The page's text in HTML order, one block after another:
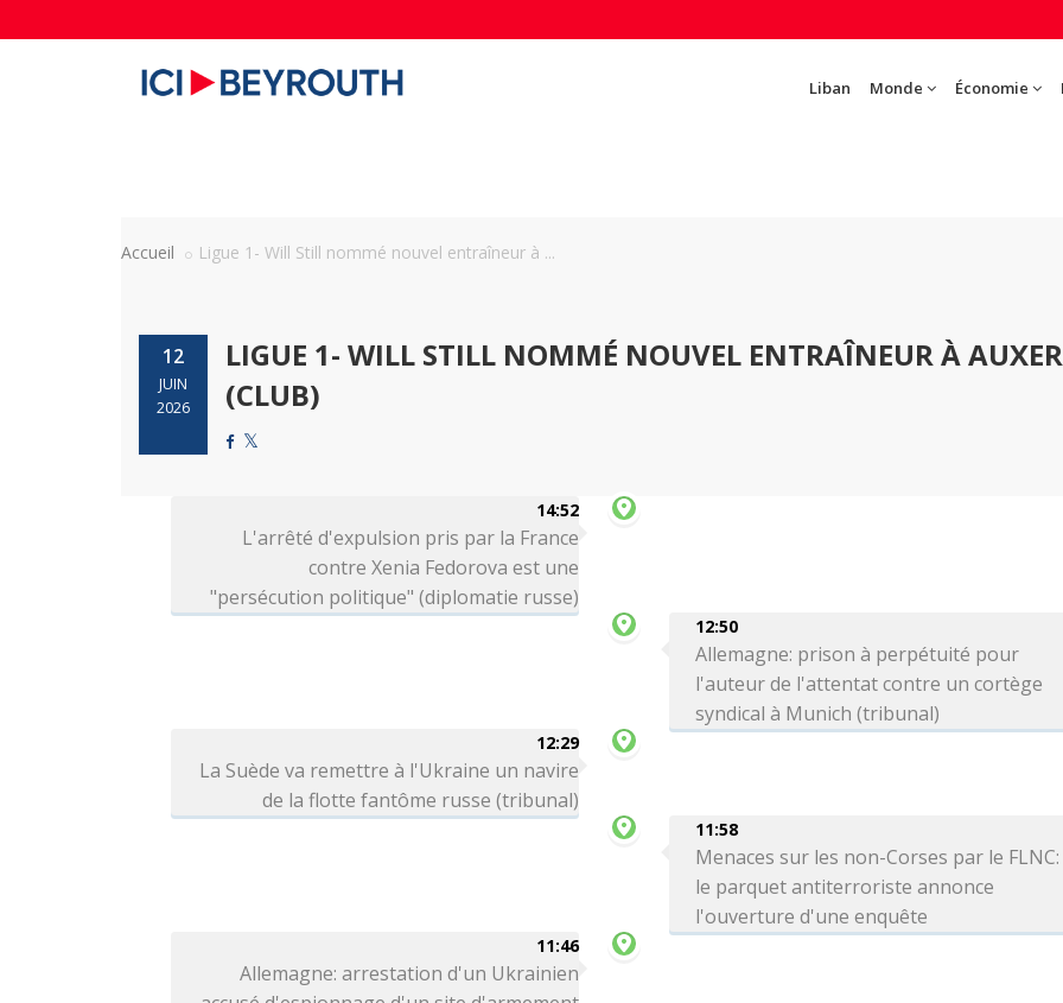
Liban Monde Économie
Accueil Ligue 1- Will Still nommé nouvel entraîneur à ...
12
JUIN
2026
LIGUE 1- WILL STILL NOMMÉ NOUVEL ENTRAÎNEUR À
(CLUB)
14:52
L'arrêté d'expulsion pris par la France
contre Xenia Fedorova est une
"persécution politique" (diplomatie russe)
12:50
Allemagne: prison à perpétuité pour
l'auteur de l'attentat contre un cortège
syndical à Munich (tribunal)
12:29
La Suède va remettre à l'Ukraine un navire
de la flotte fantôme russe (tribunal)
11:58
Menaces sur les non-Corses par le FLNC:
le parquet antiterroriste annonce
l'ouverture d'une enquête
11:46
Allemagne: arrestation d'un Ukrainien